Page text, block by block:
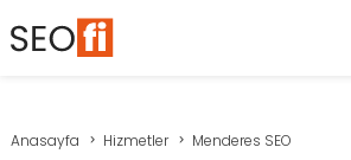
Anasayfa Hizmetler Menderes SEO